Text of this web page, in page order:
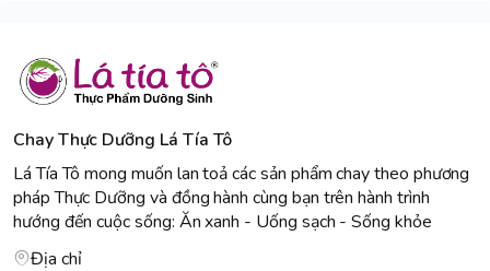
Chay Thực Dưỡng Lá Tía Tô
Lá Tía Tô mong muốn lan toả các sản phẩm chay theo phương
pháp Thực Dưỡng và đồng hành cùng bạn trên hành trình
hướng đến cuộc sống: Ăn xanh - Uống sạch - Sống khỏe
Địa chỉ